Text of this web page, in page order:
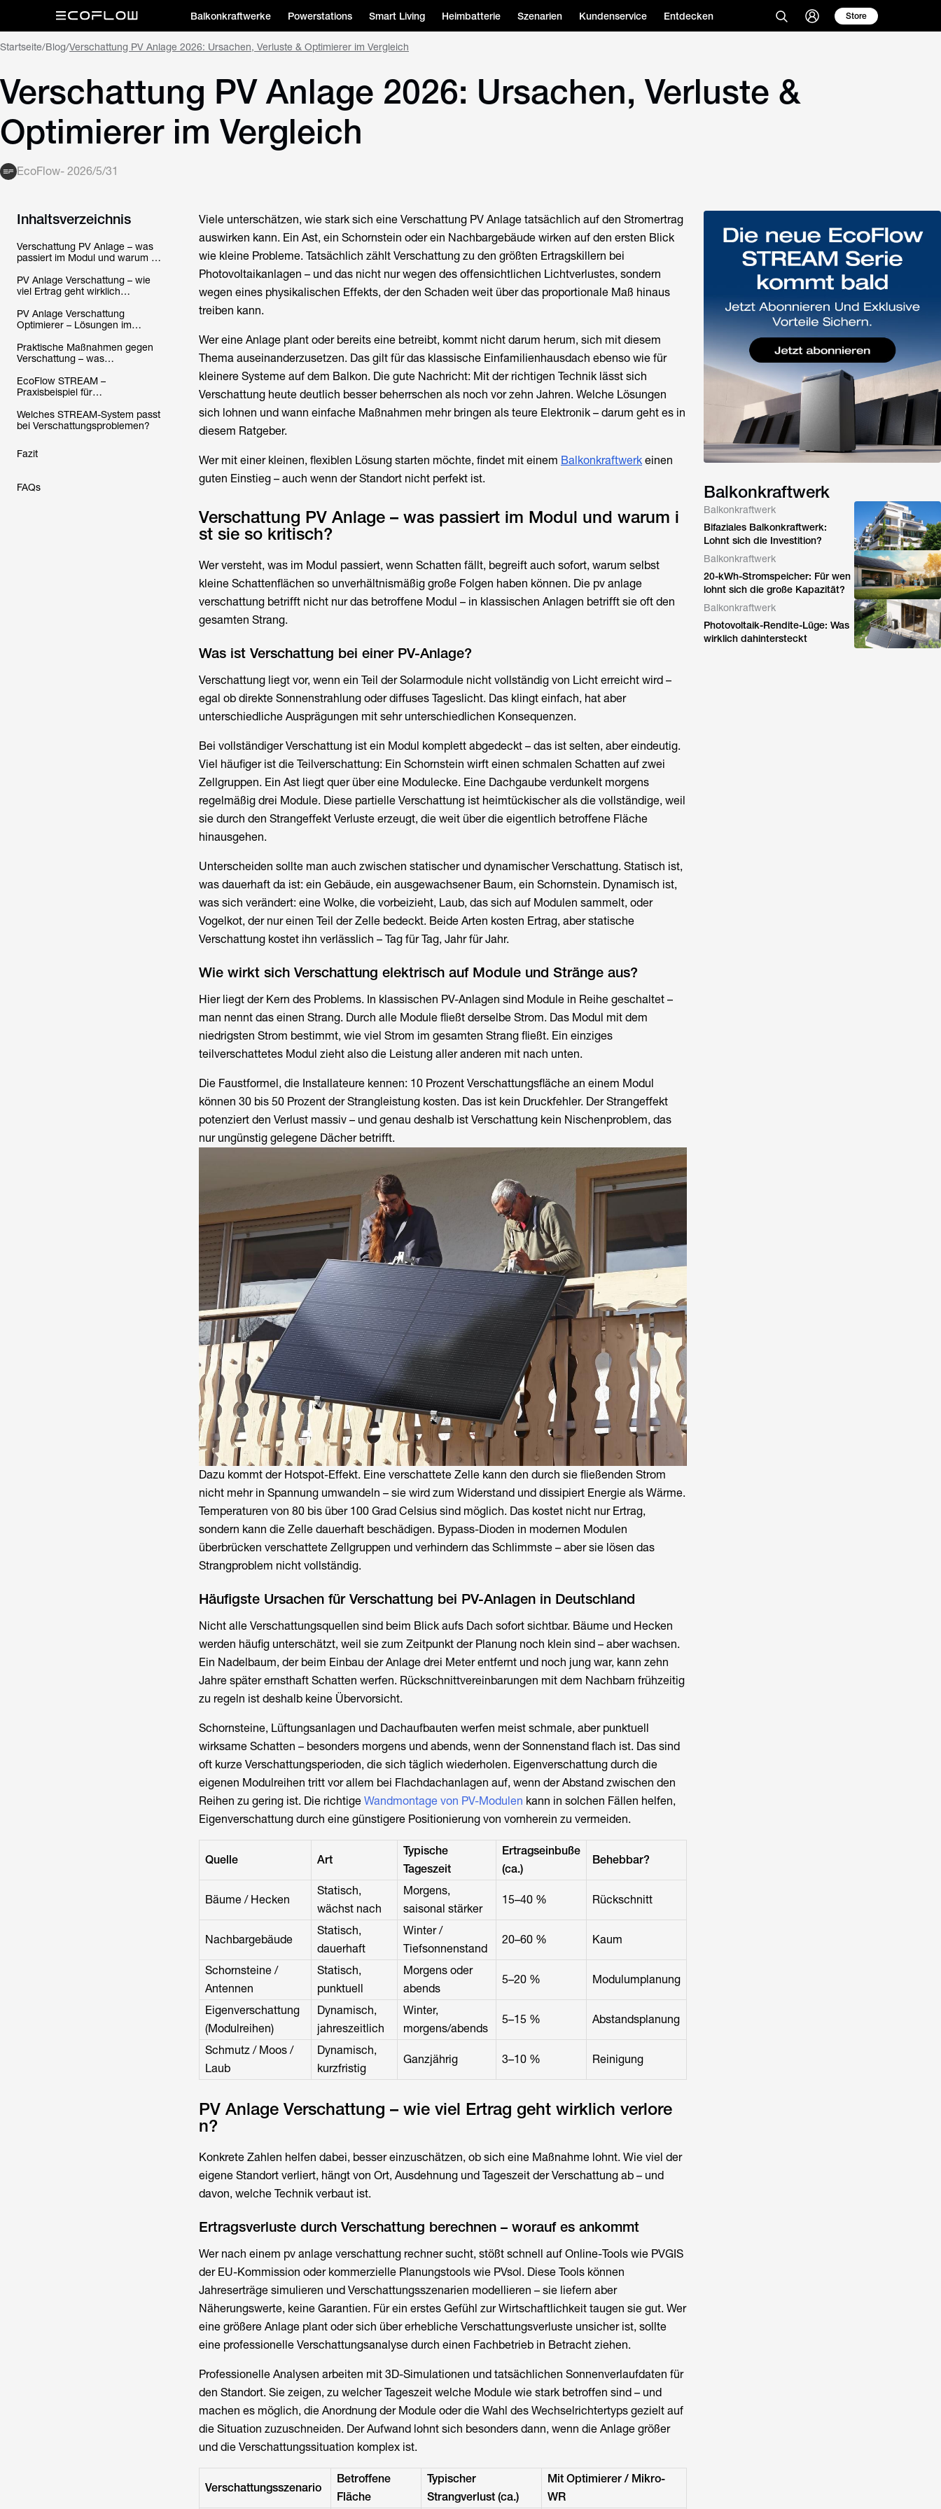
Balkonkraftwerke Powerstations Smart Living Heimbatterie Szenarien Kundenservice Entdecken Store
Startseite/Blog/Verschattung PV Anlage 2026: Ursachen, Verluste & Optimierer im Vergleich
Verschattung PV Anlage 2026: Ursachen, Verluste &
Optimierer im Vergleich
EcoFlow- 2026/5/31
Inhaltsverzeichnis
Verschattung PV Anlage – was
passiert im Modul und warum ist
PV Anlage Verschattung – wie
viel Ertrag geht wirklich
PV Anlage Verschattung
Optimierer – Lösungen im
Praktische Maßnahmen gegen
Verschattung – was
EcoFlow STREAM –
Praxisbeispiel für
Systeme
Welches STREAM-System passt
bei Verschattungsproblemen?
Fazit
FAQs
Viele unterschätzen, wie stark sich eine Verschattung PV Anlage tatsächlich auf den Stromertrag
auswirken kann. Ein Ast, ein Schornstein oder ein Nachbargebäude wirken auf den ersten Blick
wie kleine Probleme. Tatsächlich zählt Verschattung zu den größten Ertragskillern bei
Photovoltaikanlagen – und das nicht nur wegen des offensichtlichen Lichtverlustes, sondern
wegen eines physikalischen Effekts, der den Schaden weit über das proportionale Maß hinaus
treiben kann.
Wer eine Anlage plant oder bereits eine betreibt, kommt nicht darum herum, sich mit diesem
Thema auseinanderzusetzen. Das gilt für das klassische Einfamilienhausdach ebenso wie für
kleinere Systeme auf dem Balkon. Die gute Nachricht: Mit der richtigen Technik lässt sich
Verschattung heute deutlich besser beherrschen als noch vor zehn Jahren. Welche Lösungen
sich lohnen und wann einfache Maßnahmen mehr bringen als teure Elektronik – darum geht es in
diesem Ratgeber.
Wer mit einer kleinen, flexiblen Lösung starten möchte, findet mit einem Balkonkraftwerkeinen
guten Einstieg – auch wenn der Standort nicht perfekt ist.
Verschattung PV Anlage – was passiert im Modul und warum i
st sie so kritisch?
Wer versteht, was im Modul passiert, wenn Schatten fällt, begreift auch sofort, warum selbst
kleine Schattenflächen so unverhältnismäßig große Folgen haben können. Die pv anlage
verschattung betrifft nicht nur das betroffene Modul – in klassischen Anlagen betrifft sie oft den
gesamten Strang.
Was ist Verschattung bei einer PV-Anlage?
Verschattung liegt vor, wenn ein Teil der Solarmodule nicht vollständig von Licht erreicht wird –
egal ob direkte Sonnenstrahlung oder diffuses Tageslicht. Das klingt einfach, hat aber
unterschiedliche Ausprägungen mit sehr unterschiedlichen Konsequenzen.
Bei vollständiger Verschattung ist ein Modul komplett abgedeckt – das ist selten, aber eindeutig.
Viel häufiger ist die Teilverschattung: Ein Schornstein wirft einen schmalen Schatten auf zwei
Zellgruppen. Ein Ast liegt quer über eine Modulecke. Eine Dachgaube verdunkelt morgens
regelmäßig drei Module. Diese partielle Verschattung ist heimtückischer als die vollständige, weil
sie durch den Strangeffekt Verluste erzeugt, die weit über die eigentlich betroffene Fläche
hinausgehen.
Unterscheiden sollte man auch zwischen statischer und dynamischer Verschattung. Statisch ist,
was dauerhaft da ist: ein Gebäude, ein ausgewachsener Baum, ein Schornstein. Dynamisch ist,
was sich verändert: eine Wolke, die vorbeizieht, Laub, das sich auf Modulen sammelt, oder
Vogelkot, der nur einen Teil der Zelle bedeckt. Beide Arten kosten Ertrag, aber statische
Verschattung kostet ihn verlässlich – Tag für Tag, Jahr für Jahr.
Wie wirkt sich Verschattung elektrisch auf Module und Stränge aus?
Hier liegt der Kern des Problems. In klassischen PV-Anlagen sind Module in Reihe geschaltet –
man nennt das einen Strang. Durch alle Module fließt derselbe Strom. Das Modul mit dem
niedrigsten Strom bestimmt, wie viel Strom im gesamten Strang fließt. Ein einziges
teilverschattetes Modul zieht also die Leistung aller anderen mit nach unten.
Die Faustformel, die Installateure kennen: 10 Prozent Verschattungsfläche an einem Modul
können 30 bis 50 Prozent der Strangleistung kosten. Das ist kein Druckfehler. Der Strangeffekt
potenziert den Verlust massiv – und genau deshalb ist Verschattung kein Nischenproblem, das
nur ungünstig gelegene Dächer betrifft.
Dazu kommt der Hotspot-Effekt. Eine verschattete Zelle kann den durch sie fließenden Strom
nicht mehr in Spannung umwandeln – sie wird zum Widerstand und dissipiert Energie als Wärme.
Temperaturen von 80 bis über 100 Grad Celsius sind möglich. Das kostet nicht nur Ertrag,
sondern kann die Zelle dauerhaft beschädigen. Bypass-Dioden in modernen Modulen
überbrücken verschattete Zellgruppen und verhindern das Schlimmste – aber sie lösen das
Strangproblem nicht vollständig.
Häufigste Ursachen für Verschattung bei PV-Anlagen in Deutschland
Nicht alle Verschattungsquellen sind beim Blick aufs Dach sofort sichtbar. Bäume und Hecken
werden häufig unterschätzt, weil sie zum Zeitpunkt der Planung noch klein sind – aber wachsen.
Ein Nadelbaum, der beim Einbau der Anlage drei Meter entfernt und noch jung war, kann zehn
Jahre später ernsthaft Schatten werfen. Rückschnittvereinbarungen mit dem Nachbarn frühzeitig
zu regeln ist deshalb keine Übervorsicht.
Schornsteine, Lüftungsanlagen und Dachaufbauten werfen meist schmale, aber punktuell
wirksame Schatten – besonders morgens und abends, wenn der Sonnenstand flach ist. Das sind
oft kurze Verschattungsperioden, die sich täglich wiederholen. Eigenverschattung durch die
eigenen Modulreihen tritt vor allem bei Flachdachanlagen auf, wenn der Abstand zwischen den
Reihen zu gering ist. Die richtige Wandmontage von PV-Modulen kann in solchen Fällen helfen,
Eigenverschattung durch eine günstigere Positionierung von vornherein zu vermeiden.
Quelle Art
Typische
Tageszeit
Ertragseinbuße
(ca.)
Behebbar?
Bäume / Hecken
Statisch,
wächst nach
Morgens,
saisonal stärker
15–40 % Rückschnitt
Nachbargebäude
Statisch,
dauerhaft
Winter /
Tiefsonnenstand
20–60 % Kaum
Schornsteine /
Antennen
Statisch,
punktuell
Morgens oder
abends
5–20 % Modulumplanung
Eigenverschattung
(Modulreihen)
Dynamisch,
jahreszeitlich
Winter,
morgens/abends
5–15 % Abstandsplanung
Schmutz / Moos /
Laub
Dynamisch,
kurzfristig
Ganzjährig 3–10 % Reinigung
PV Anlage Verschattung – wie viel Ertrag geht wirklich verlore
n?
Konkrete Zahlen helfen dabei, besser einzuschätzen, ob sich eine Maßnahme lohnt. Wie viel der
eigene Standort verliert, hängt von Ort, Ausdehnung und Tageszeit der Verschattung ab – und
davon, welche Technik verbaut ist.
Ertragsverluste durch Verschattung berechnen – worauf es ankommt
Wer nach einem pv anlage verschattung rechner sucht, stößt schnell auf Online-Tools wie PVGIS
der EU-Kommission oder kommerzielle Planungstools wie PVsol. Diese Tools können
Jahreserträge simulieren und Verschattungsszenarien modellieren – sie liefern aber
Näherungswerte, keine Garantien. Für ein erstes Gefühl zur Wirtschaftlichkeit taugen sie gut. Wer
eine größere Anlage plant oder sich über erhebliche Verschattungsverluste unsicher ist, sollte
eine professionelle Verschattungsanalyse durch einen Fachbetrieb in Betracht ziehen.
Professionelle Analysen arbeiten mit 3D-Simulationen und tatsächlichen Sonnenverlaufdaten für
den Standort. Sie zeigen, zu welcher Tageszeit welche Module wie stark betroffen sind – und
machen es möglich, die Anordnung der Module oder die Wahl des Wechselrichtertyps gezielt auf
die Situation zuzuschneiden. Der Aufwand lohnt sich besonders dann, wenn die Anlage größer
und die Verschattungssituation komplex ist.
Verschattungsszenario
Betroffene
Fläche
Typischer
Strangverlust (ca.)
Mit Optimierer / Mikro-
WR
Balkonkraftwerk
Balkonkraftwerk
Bifaziales Balkonkraftwerk:
Lohnt sich die Investition?
Balkonkraftwerk
20-kWh-Stromspeicher: Für wen
lohnt sich die große Kapazität?
Balkonkraftwerk
Photovoltaik-Rendite-Lüge: Was
wirklich dahintersteckt